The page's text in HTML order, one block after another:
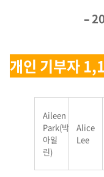
–
개인 기부자
Aileen
Park(박
아일
린)
Alice
Lee